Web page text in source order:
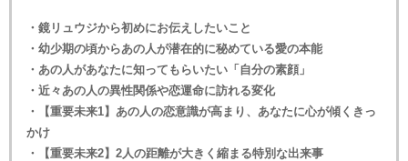
・鏡リュウジから初めにお伝えしたいこと
・幼少期の頃からあの人が潜在的に秘めている愛の本能
・あの人があなたに知ってもらいたい「自分の素顔」
・近々あの人の異性関係や恋運命に訪れる変化
・【重要未来1】あの人の恋意識が高まり、あなたに心が傾くきっ
かけ
・【重要未来2】2人の距離が大きく縮まる特別な出来事